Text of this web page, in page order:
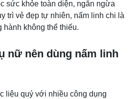
sức khỏe toàn diện, ngăn ngừa
trì vẻ đẹp tự nhiên, nấm linh chi là
không thể thiếu.
nữ nên dùng nấm linh
liệu quý với nhiều công dụng